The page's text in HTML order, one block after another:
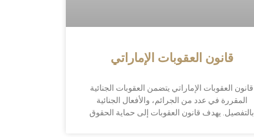
قانون العقوبات الإماراتي
قانون العقوبات الإماراتي يتضمن العقوبات الجنائية
المقررة في عدد من الجرائم، والأفعال الجنائية
بالتفصيل. يهدف قانون العقوبات إلى حماية الحقوق